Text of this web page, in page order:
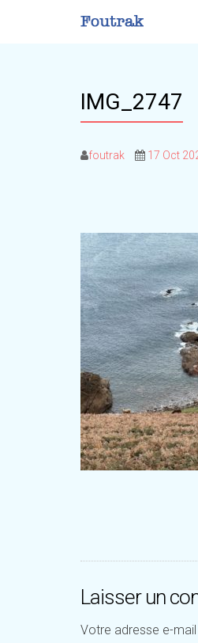
IMG_2747
foutrak 17 Oct
Laisser un
Votre adresse e-